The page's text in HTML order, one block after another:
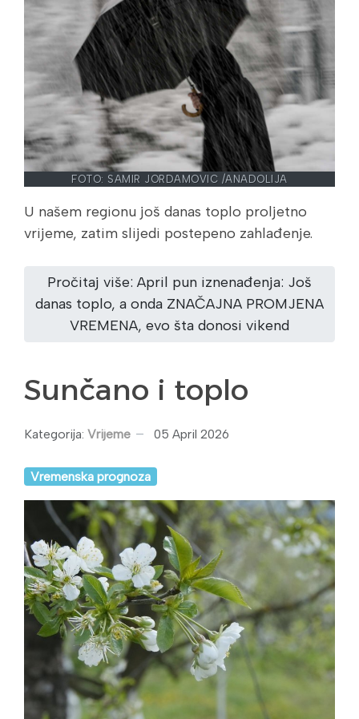
FOTO: SAMIR JORDAMOVIC /ANADOLIJA
U našem regionu još danas toplo proljetno
vrijeme, zatim slijedi postepeno zahlađenje.
Pročitaj više: April pun iznenađenja: Još
danas toplo, a onda ZNAČAJNA PROMJENA
VREMENA, evo šta donosi vikend
Sunčano i toplo
Kategorija: Vrijeme 05 April 2026
Vremenska prognoza